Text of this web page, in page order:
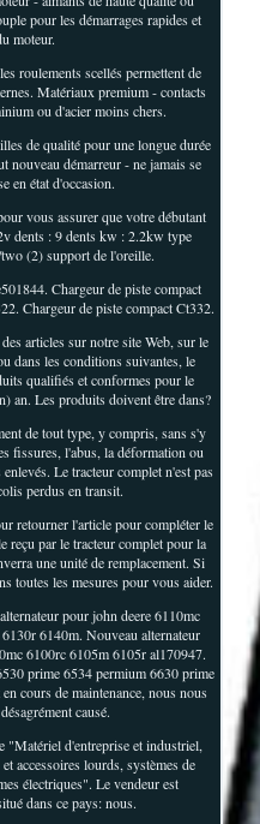
pour les démarrages rapides et
moteur.
roulements scellés permettent de
Matériaux premium - contacts
ou d'acier moins chers.
de qualité pour une longue durée
nouveau démarreur - ne jamais se
en état d'occasion.
vous assurer que votre débutant
dents : 9 dents kw : 2.2kw type
(2) support de l'oreille.
Chargeur de piste compact
Chargeur de piste compact Ct332.
articles sur notre site Web, sur le
dans les conditions suivantes, le
qualifiés et conformes pour le
an. Les produits doivent être dans?
de tout type, y compris, sans s'y
fissures, l'abus, la déformation ou
Le tracteur complet n'est pas
perdus en transit.
retourner l'article pour compléter le
reçu par le tracteur complet pour la
une unité de remplacement. Si
toutes les mesures pour vous aider.
pour john deere 6110mc
6140m. Nouveau alternateur
6100rc 6105m 6105r al170947.
prime 6534 permium 6630 prime
cours de maintenance, nous nous
causé.
"Matériel d'entreprise et industriel,
accessoires lourds, systèmes de
électriques". Le vendeur est
dans ce pays: nous.